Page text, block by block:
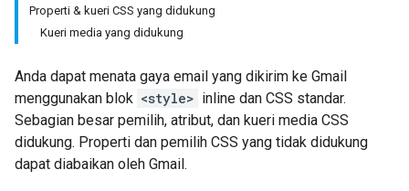
Properti & kueri CSS yang didukung
Kueri media yang didukung
Anda dapat menata gaya email yang dikirim ke Gmail
menggunakan blok <style> inline dan CSS standar.
Sebagian besar pemilih, atribut, dan kueri media CSS
didukung. Properti dan pemilih CSS yang tidak didukung
dapat diabaikan oleh Gmail.